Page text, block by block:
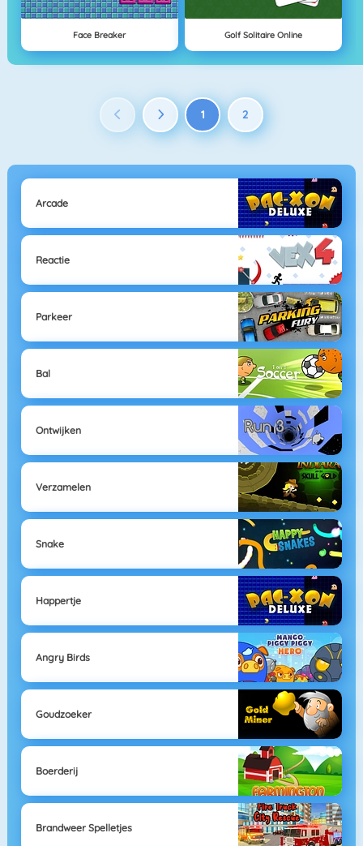
Face Breaker Golf Solitaire Online
1 2
Arcade
Reactie
Parkeer
Bal
Ontwijken
Verzamelen
Snake
Happertje
Angry Birds
Goudzoeker
Boerderij
Brandweer Spelletjes